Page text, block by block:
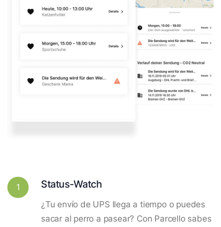
1 Status-Watch
¿Tu envío de UPS llega a tiempo o puedes
sacar al perro a pasear? Con Parcello sabes